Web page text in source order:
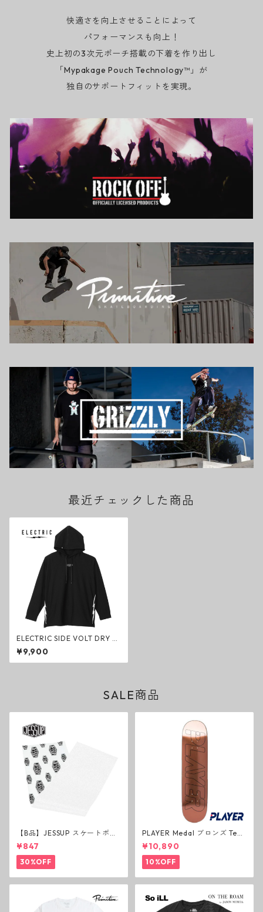
快適さを向上させることによって
パフォーマンスも向上！
史上初の3次元ポーチ搭載の下着を作り出し
「Mypakage Pouch Technology™」が
独自のサポートフィットを実現。
最近チェックした商品
ELECTRIC SIDE VOLT DRY H
OOD BLACK ドライフード ブ
ラック エレクトリック パーカ
ー ファッション
¥9,900
SALE商品
【B品】JESSUP スケートボー
ド グリップテープ ウルトラグ
リップ ホワイト デッキテープ
ジェスアップ ジェサップ
¥847
30%OFF
PLAYER Medal ブロンズ Tea
m Deck P3 スケートボードデ
ッキ プレイヤー メダル
¥10,890
10%OFF